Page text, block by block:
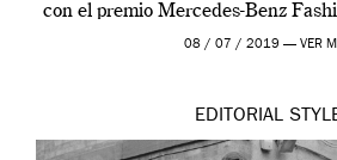
con el premio Mercedes-Benz
edición. […]
08 / 07 / 2019 — VER
EDITORIAL